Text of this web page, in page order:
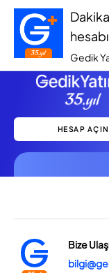
Gedik
HESAP AÇIN
Bize